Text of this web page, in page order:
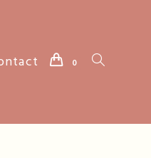
0 Toggle